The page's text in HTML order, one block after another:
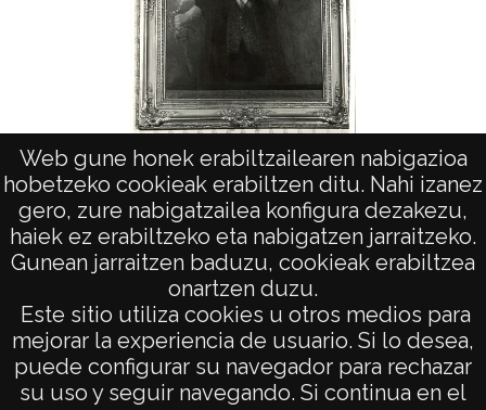
Web gune honek erabiltzailearen nabigazioa
hobetzeko cookieak erabiltzen ditu. Nahi izanez
gero, zure nabigatzailea konfigura dezakezu,
haiek ez erabiltzeko eta nabigatzen jarraitzeko.
Gunean jarraitzen baduzu, cookieak erabiltzea
onartzen duzu.
Este sitio utiliza cookies u otros medios para
mejorar la experiencia de usuario. Si lo desea,
puede configurar su navegador para rechazar
su uso y seguir navegando. Si continua en el
Cuadro Simón de Anda
AVISO LEGAL
POLÍTICA DE PRIVACIDAD
ACCESIBILIDAD
ATENCIÓN CIUDADANA